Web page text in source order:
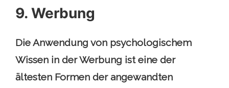
9. Werbung
Die Anwendung von psychologischem
Wissen in der Werbung ist eine der
ältesten Formen der angewandten